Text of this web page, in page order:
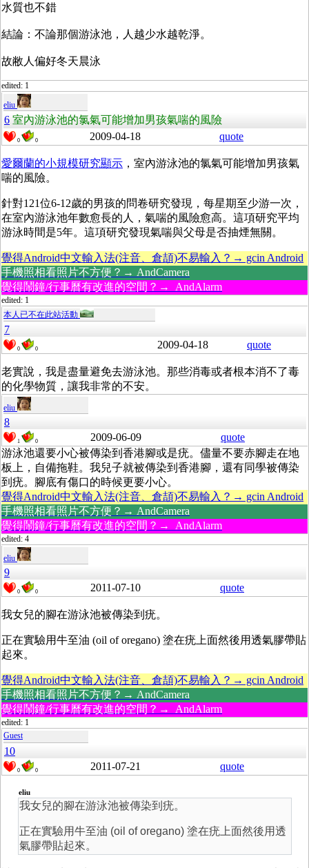
水質也不錯
結論：不論那個游泳池，人越少水越乾淨。
故敝人偏好冬天晨泳
edited: 1
eliu
6 室內游泳池的氯氣可能增加男孩氣喘的風險
0 0 2009-04-18 quote
愛爾蘭的小規模研究顯示 ，室內游泳池的氯氣可能增加男孩氣
喘的風險。
針對121位6-12歲的男孩的問卷研究發現，每星期至少游一次，
在室內游泳池年數愈長的人，氣喘的風險愈高。這項研究平均
游泳時間是5年。這項研究發現氣喘與父母是否抽煙無關。
覺得Android中文輸入法(注音、倉頡)不易輸入？→ gcin Android
手機照相看照片不方便？→ AndCamera
覺得鬧鐘/行事曆有改進的空間？→ AndAlarm
edited: 1
本人已不在此站活動
7
0 0 2009-04-18 quote
老實說，我是盡量避免去游泳池。那些消毒或者根本消不了毒
的化學物質，讓我非常的不安。
eliu
8
1 0 2009-06-09
quote
游泳池還要小心被傳染到香港腳或是疣。儘量不要赤腳走在地
板上，自備拖鞋。我兒子就被傳染到香港腳，還有同學被傳染
到疣。腳底有傷口的時候更要小心。
覺得Android中文輸入法(注音、倉頡)不易輸入？→ gcin Android
手機照相看照片不方便？→ AndCamera
覺得鬧鐘/行事曆有改進的空間？→ AndAlarm
edited: 4
eliu
9
0 0 2011-07-10 quote
我女兒的腳在游泳池被傳染到疣。
正在實驗用牛至油 (oil of oregano) 塗在疣上面然後用透氣膠帶貼
起來。
覺得Android中文輸入法(注音、倉頡)不易輸入？→ gcin Android
手機照相看照片不方便？→ AndCamera
覺得鬧鐘/行事曆有改進的空間？→ AndAlarm
edited: 1
Guest
10
0 0 2011-07-21 quote
eliu
我女兒的腳在游泳池被傳染到疣。
正在實驗用牛至油 (oil of oregano) 塗在疣上面然後用透
氣膠帶貼起來。